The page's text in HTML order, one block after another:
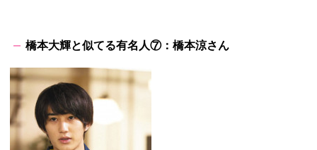
橋本大輝と似てる有名人⑦：橋本涼さん